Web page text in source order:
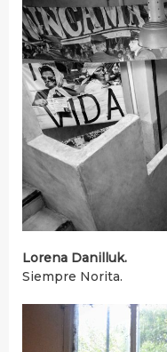
Lorena Danilluk.
Siempre Norita.